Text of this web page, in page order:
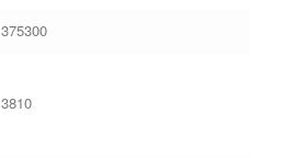
375300
3810